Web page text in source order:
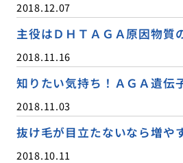
2018.12.07
主役はＤＨＴＡＧＡ原因物質
2018.11.16
知りたい気持ち！ＡＧＡ遺伝
2018.11.03
抜け毛が目立たないなら増や
2018.10.11